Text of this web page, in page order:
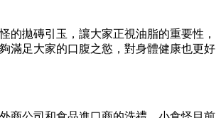
的拋磚引玉，讓大家正視油脂的重要性，
滿足大家的口腹之慾，對身體健康也更好